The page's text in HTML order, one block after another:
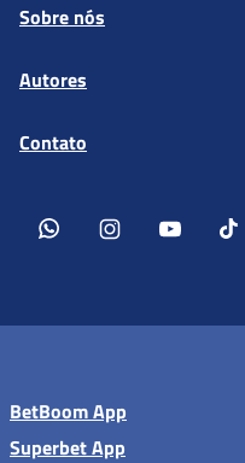
Sobre nós
Autores
Contato
BetBoom App
Superbet App